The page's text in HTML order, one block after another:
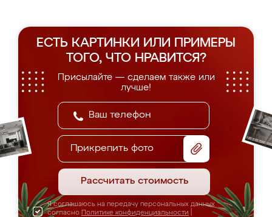
ЕСТЬ КАРТИНКИ ИЛИ ПРИМЕРЫ
ТОГО, ЧТО НРАВИТСЯ?
Присылайте — сделаем также или
лучше!
Прикрепить фото
Рассчитать стоимость
Я соглашаюсь на передачу персональных данных
согласно Политике конфиденциальности